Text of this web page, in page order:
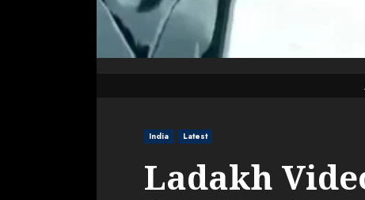
India Latest
Ladakh Video: